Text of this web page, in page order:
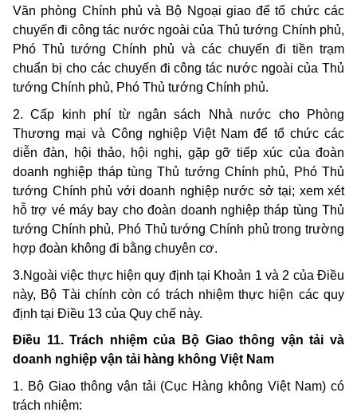
Văn phòng Chính phủ và Bộ Ngoại giao để tổ chức các
chuyến đi công tác nước ngoài của Thủ tướng Chính phủ,
Phó Thủ tướng Chính phủ và các chuyến đi tiền trạm
chuẩn bị cho các chuyến đi công tác nước ngoài của Thủ
tướng Chính phủ, Phó Thủ tướng Chính phủ.
2. Cấp kinh phí từ ngân sách Nhà nước cho Phòng
Thương mại và Công nghiệp Việt Nam để tổ chức các
diễn đàn, hội thảo, hội nghị, gặp gỡ tiếp xúc của đoàn
doanh nghiệp tháp tùng Thủ tướng Chính phủ, Phó Thủ
tướng Chính phủ với doanh nghiệp nước sở tại; xem xét
hỗ trợ vé máy bay cho đoàn doanh nghiệp tháp tùng Thủ
tướng Chính phủ, Phó Thủ tướng Chính phủ trong trường
hợp đoàn không đi bằng chuyên cơ.
3.Ngoài việc thực hiện quy định tại Khoản 1 và 2 của Điều
này, Bộ Tài chính còn có trách nhiệm thực hiện các quy
định tại Điều 13 của Quy chế này.
Điều 11. Trách nhiệm của Bộ Giao thông vận tải và
doanh nghiệp vận tải hàng không Việt Nam
1. Bộ Giao thông vận tải (Cục Hàng không Việt Nam) có
trách nhiệm: